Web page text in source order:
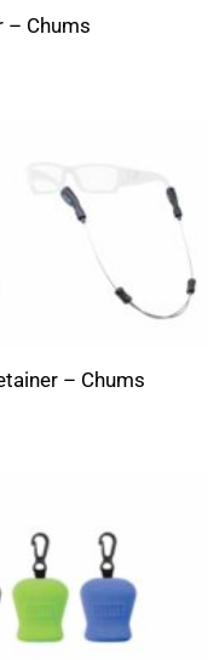
– Chums
– Chums